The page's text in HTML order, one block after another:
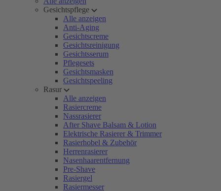
Gesichtspflege
Alle anzeigen
Anti-Aging
Gesichtscreme
Gesichtsreinigung
Gesichtsserum
Pflegesets
Gesichtsmasken
Gesichtspeeling
Rasur
Alle anzeigen
Rasiercreme
Nassrasierer
After Shave Balsam & Lotion
Elektrische Rasierer & Trimmer
Rasierhobel & Zubehör
Herrenrasierer
Nasenhaarentfernung
Pre-Shave
Rasiergel
Rasiermesser